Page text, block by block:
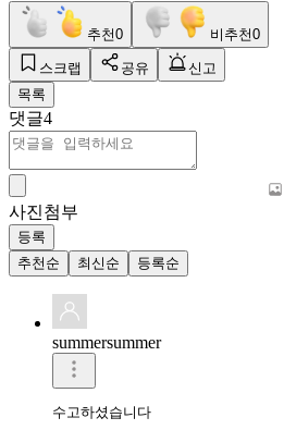
추천0 비추천0
스크랩 공유
신고
목록
댓글4
사진첨부
등록
추천순
최신순 등록순
summersummer
수고하셨습니다